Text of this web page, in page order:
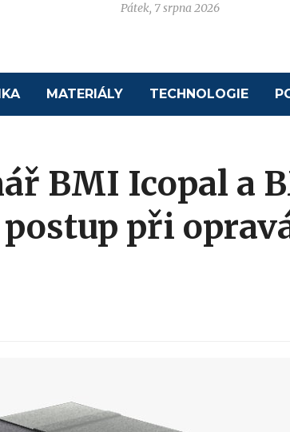
Pátek, 7 srpna 2026
MATERIÁLY TECHNOLOGIE
BMI Icopal a
při